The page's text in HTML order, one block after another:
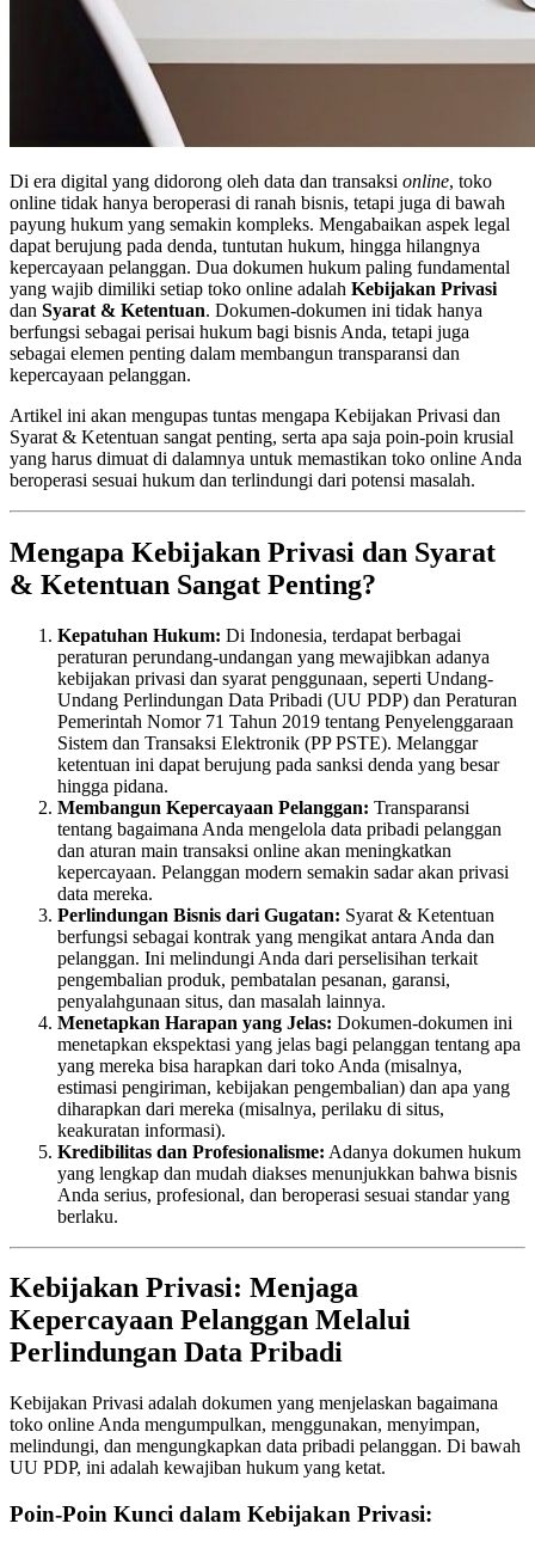
Di era digital yang didorong oleh data dan transaksi online, toko
online tidak hanya beroperasi di ranah bisnis, tetapi juga di bawah
payung hukum yang semakin kompleks. Mengabaikan aspek legal
dapat berujung pada denda, tuntutan hukum, hingga hilangnya
kepercayaan pelanggan. Dua dokumen hukum paling fundamental
yang wajib dimiliki setiap toko online adalah Kebijakan Privasi
dan Syarat & Ketentuan. Dokumen-dokumen ini tidak hanya
berfungsi sebagai perisai hukum bagi bisnis Anda, tetapi juga
sebagai elemen penting dalam membangun transparansi dan
kepercayaan pelanggan.
Artikel ini akan mengupas tuntas mengapa Kebijakan Privasi dan
Syarat & Ketentuan sangat penting, serta apa saja poin-poin krusial
yang harus dimuat di dalamnya untuk memastikan toko online Anda
beroperasi sesuai hukum dan terlindungi dari potensi masalah.
Mengapa Kebijakan Privasi dan Syarat
& Ketentuan Sangat Penting?
Kepatuhan Hukum: Di Indonesia, terdapat berbagai
peraturan perundang-undangan yang mewajibkan adanya
kebijakan privasi dan syarat penggunaan, seperti Undang-
Undang Perlindungan Data Pribadi (UU PDP) dan Peraturan
Pemerintah Nomor 71 Tahun 2019 tentang Penyelenggaraan
Sistem dan Transaksi Elektronik (PP PSTE). Melanggar
ketentuan ini dapat berujung pada sanksi denda yang besar
hingga pidana.
Membangun Kepercayaan Pelanggan: Transparansi
tentang bagaimana Anda mengelola data pribadi pelanggan
dan aturan main transaksi online akan meningkatkan
kepercayaan. Pelanggan modern semakin sadar akan privasi
data mereka.
Perlindungan Bisnis dari Gugatan: Syarat & Ketentuan
berfungsi sebagai kontrak yang mengikat antara Anda dan
pelanggan. Ini melindungi Anda dari perselisihan terkait
pengembalian produk, pembatalan pesanan, garansi,
penyalahgunaan situs, dan masalah lainnya.
Menetapkan Harapan yang Jelas: Dokumen-dokumen ini
menetapkan ekspektasi yang jelas bagi pelanggan tentang apa
yang mereka bisa harapkan dari toko Anda (misalnya,
estimasi pengiriman, kebijakan pengembalian) dan apa yang
diharapkan dari mereka (misalnya, perilaku di situs,
keakuratan informasi).
Kredibilitas dan Profesionalisme: Adanya dokumen hukum
yang lengkap dan mudah diakses menunjukkan bahwa bisnis
Anda serius, profesional, dan beroperasi sesuai standar yang
berlaku.
Kebijakan Privasi: Menjaga
Kepercayaan Pelanggan Melalui
Perlindungan Data Pribadi
Kebijakan Privasi adalah dokumen yang menjelaskan bagaimana
toko online Anda mengumpulkan, menggunakan, menyimpan,
melindungi, dan mengungkapkan data pribadi pelanggan. Di bawah
UU PDP, ini adalah kewajiban hukum yang ketat.
Poin-Poin Kunci dalam Kebijakan Privasi: